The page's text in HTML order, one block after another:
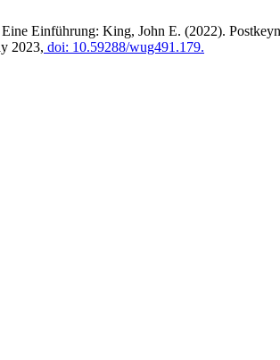
Einführung: King, John E. (2022).
2023, doi: 10.59288/wug491.179.